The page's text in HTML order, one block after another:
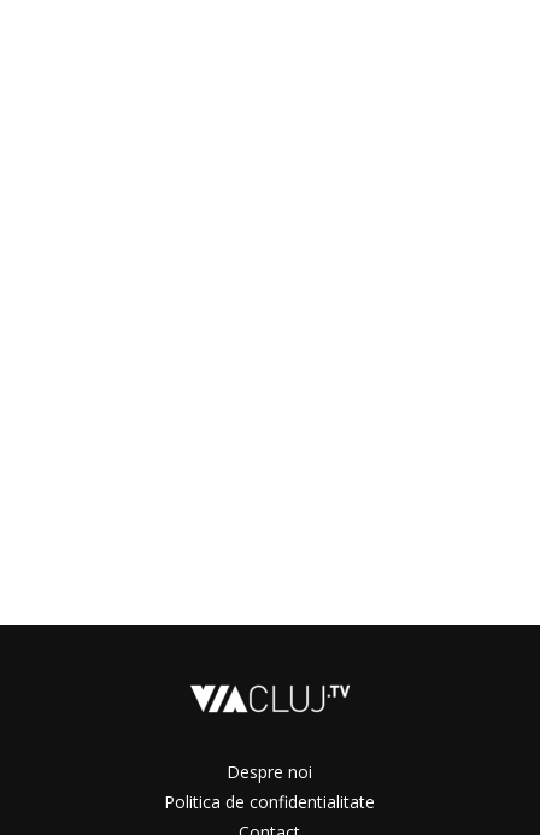
Despre noi
Politica de confidentialitate